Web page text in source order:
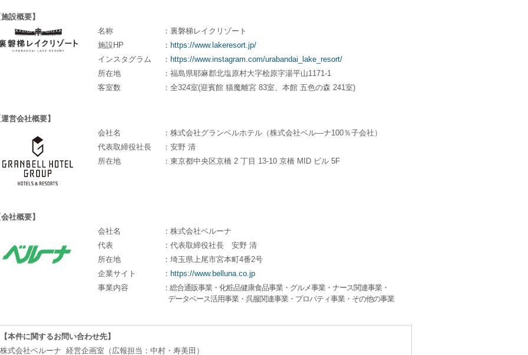
設概要】
名称
：裏磐梯レイクリゾート
施設HP
：https://www.lakeresort.jp/
インスタグラム
：https://www.instagram.com/urabandai_lake_resort/
所在地
：福島県耶麻郡北塩原村大字桧原字湯平山1171-1
客室数
：全324室(迎賓館 猫魔離宮 83室、本館 五色の森 241室)
営会社概要】
会社名
：株式会社グランベルホテル（株式会社ベル―ナ100％子会社）
代表取締役社長
：安野 清
所在地
：東京都中央区京橋 2 丁目 13-10 京橋 MID ビル 5F
社概要】
会社名
：株式会社ベルーナ
代表
：代表取締役社長 安野 清
所在地
：埼玉県上尾市宮本町4番2号
企業サイト
：https://www.belluna.co.jp
事業内容
：総合通販事業・化粧品健康食品事業・グルメ事業・ナース関連事業・
データベース活用事業・呉服関連事業・プロパティ事業・その他の事業
【本件に関するお問い合わせ先】
株式会社ベルーナ 経営企画室（広報担当：中村・寿美田）